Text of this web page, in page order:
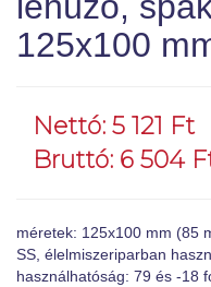
125x100
Nettó: 5 121 Ft
Bruttó: 6 504
méretek: 125x100 mm (85
SS, élelmiszeriparban
használhatóság: 79 és -18